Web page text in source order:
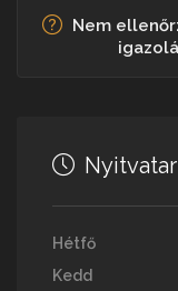
Nem
Hétfő
Kedd